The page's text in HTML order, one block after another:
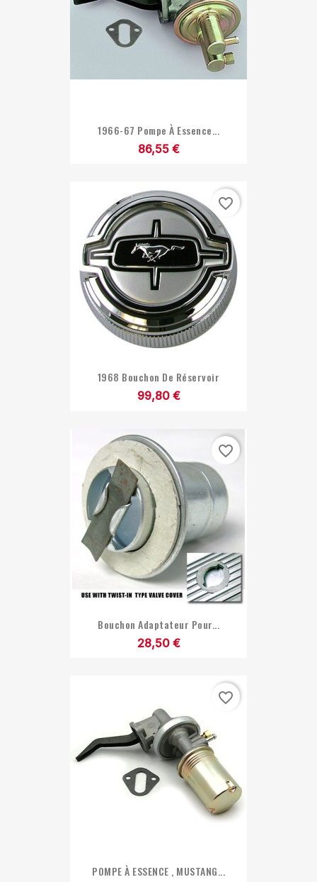
1966-67 Pompe À Essence...
86,55 €
1968 Bouchon De Réservoir
99,80 €
favorite_border
Bouchon Adaptateur Pour...
28,50 €
favorite_border
POMPE À ESSENCE , MUSTANG...
favorite_border